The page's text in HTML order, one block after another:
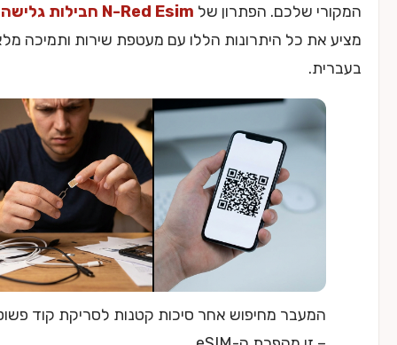
שלכם. הפתרון של N-Red Esim חבילות גלישה לחו״ל
כל היתרונות הללו עם מעטפת שירות ותמיכה מלאה
מחיפוש אחר סיכות קטנות לסריקת קוד פשוטה